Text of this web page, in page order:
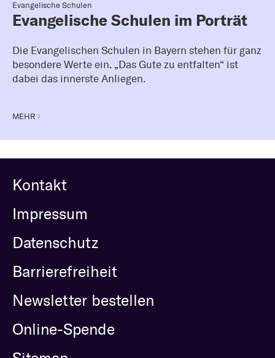
Evangelische Schulen
Evangelische Schulen im Porträt
Die Evangelischen Schulen in Bayern stehen für ganz
besondere Werte ein. „Das Gute zu entfalten“ ist
dabei das innerste Anliegen.
MEHR
Kontakt
Impressum
Datenschutz
Barrierefreiheit
Newsletter bestellen
Online-Spende